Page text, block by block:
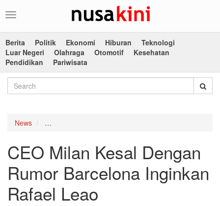
Toggle
Berita
Politik Ekonomi Hiburan
Teknologi
Luar Negeri
Olahraga Otomotif
Kesehatan
Pendidikan
Pariwisata
News
CEO Milan Kesal Dengan
Rumor Barcelona Inginkan
Rafael Leao